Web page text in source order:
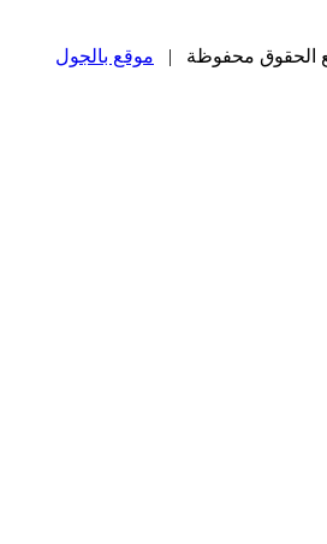
موقع بالجول